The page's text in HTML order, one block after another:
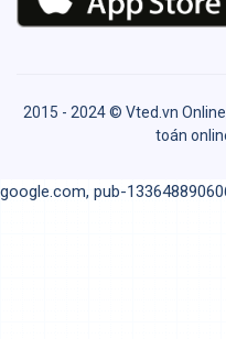
2015 - 2024 © Vted.vn
toán
google.com, pub-